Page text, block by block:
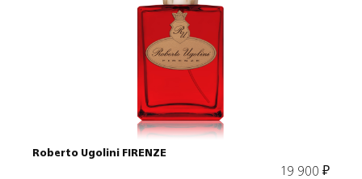
Подробнее
В корзину
Roberto Ugolini FIRENZE
19 900 ₽